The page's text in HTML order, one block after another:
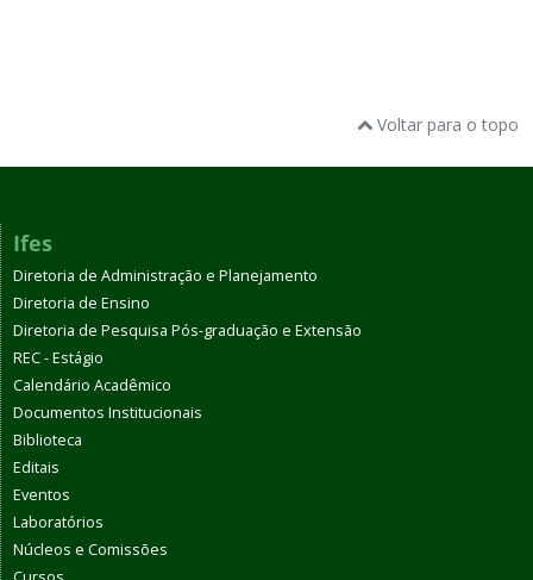
Voltar para o topo
Ifes
Diretoria de Administração e Planejamento
Diretoria de Ensino
Diretoria de Pesquisa Pós-graduação e Extensão
REC - Estágio
Calendário Acadêmico
Documentos Institucionais
Biblioteca
Editais
Eventos
Laboratórios
Núcleos e Comissões